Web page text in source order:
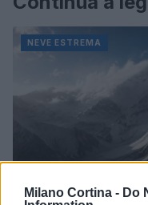
Milano Cortina - Do
NEVE ESTREMA